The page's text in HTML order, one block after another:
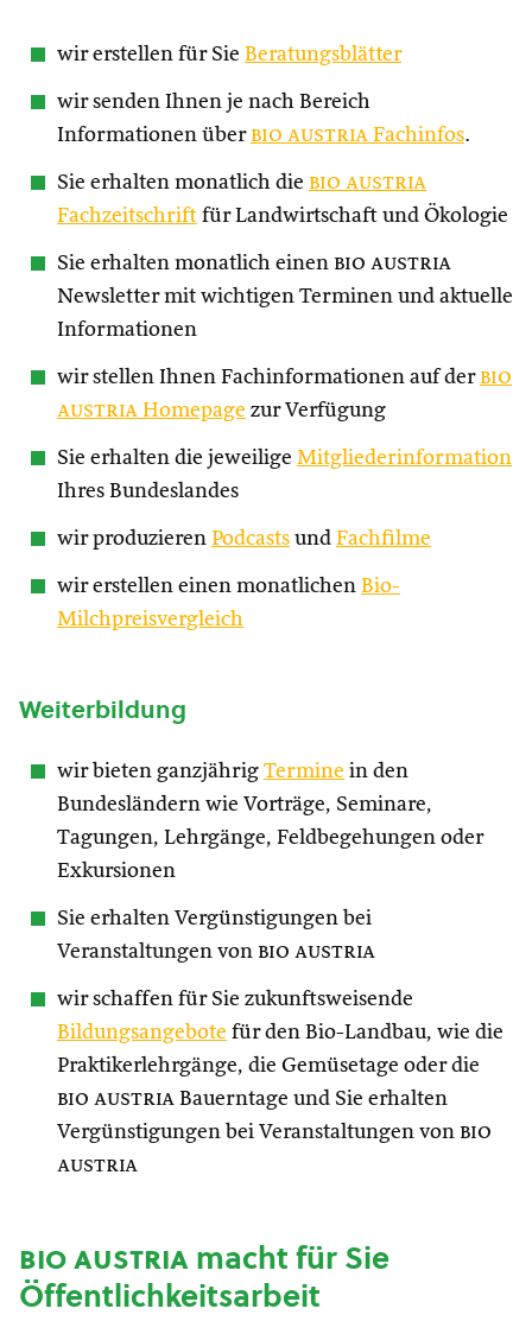
wir erstellen für Sie Beratungsblätter
wir senden Ihnen je nach Bereich
Informationen über bio austria Fachinfos.
Sie erhalten monatlich die bio austria
Fachzeitschrift für Landwirtschaft und Ökologie
Sie erhalten monatlich einen bio austria
Newsletter mit wichtigen Terminen und aktuelle
Informationen
wir stellen Ihnen Fachinformationen auf der bio
austria Homepage zur Verfügung
Sie erhalten die jeweilige Mitgliederinformation
Ihres Bundeslandes
wir produzieren Podcasts und Fachfilme
wir erstellen einen monatlichen Bio-
Milchpreisvergleich
Weiterbildung
wir bieten ganzjährig Termine in den
Bundesländern wie Vorträge, Seminare,
Tagungen, Lehrgänge, Feldbegehungen oder
Exkursionen
Sie erhalten Vergünstigungen bei
Veranstaltungen von bio austria
wir schaffen für Sie zukunftsweisende
Bildungsangebote für den Bio-Landbau, wie die
Praktikerlehrgänge, die Gemüsetage oder die
bio austria Bauerntage und Sie erhalten
Vergünstigungen bei Veranstaltungen von bio
austria
bio austriamacht für Sie
Öffentlichkeitsarbeit